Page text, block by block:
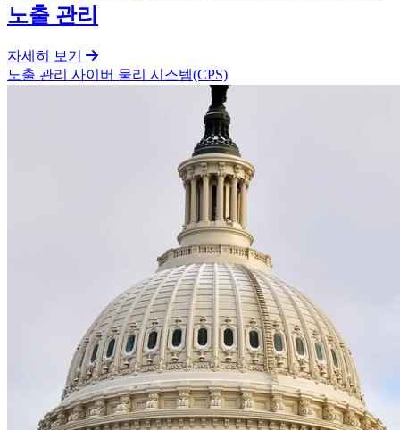
노출 관리
자세히 보기
노출 관리 사이버 물리 시스템(CPS)